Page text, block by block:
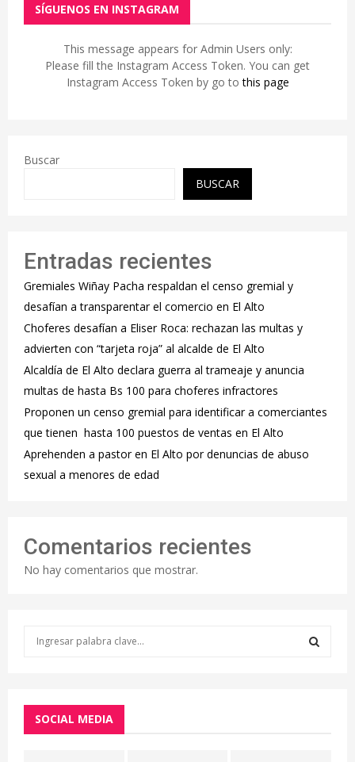
SÍGUENOS EN INSTAGRAM
This message appears for Admin Users only:
Please fill the Instagram Access Token. You can get
Instagram Access Token by go tothis page
Buscar
BUSCAR
Entradas recientes
Gremiales Wiñay Pacha respaldan el censo gremial y
desafían a transparentar el comercio en El Alto
Choferes desafían a Eliser Roca: rechazan las multas y
advierten con “tarjeta roja” al alcalde de El Alto
‎Alcaldía de El Alto declara guerra al trameaje y anuncia
multas de hasta Bs 100 para choferes infractores
Proponen un censo gremial para identificar a comerciantes
que tienen hasta 100 puestos de ventas en El Alto
Aprehenden a pastor en El Alto por denuncias de abuso
sexual a menores de edad
Comentarios recientes
No hay comentarios que mostrar.
f
SOCIAL MEDIA